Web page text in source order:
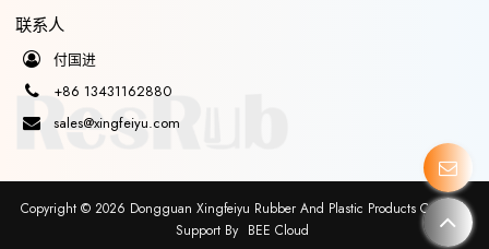
联系人
付国进
+86 13431162880
sales@xingfeiyu.com
Copyright © 2026 Dongguan Xingfeiyu Rubber And Plastic Products Co., Ltd.
Support By BEE Cloud